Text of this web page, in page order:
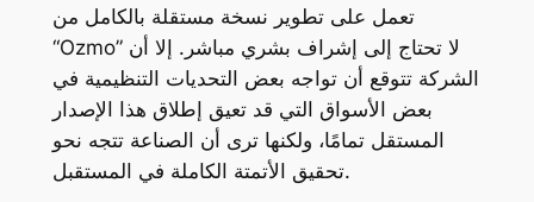
تعمل على تطوير نسخة مستقلة بالكامل من
“Ozmo” لا تحتاج إلى إشراف بشري مباشر. إلا أن
الشركة تتوقع أن تواجه بعض التحديات التنظيمية في
بعض الأسواق التي قد تعيق إطلاق هذا الإصدار
المستقل تمامًا، ولكنها ترى أن الصناعة تتجه نحو
تحقيق الأتمتة الكاملة في المستقبل.